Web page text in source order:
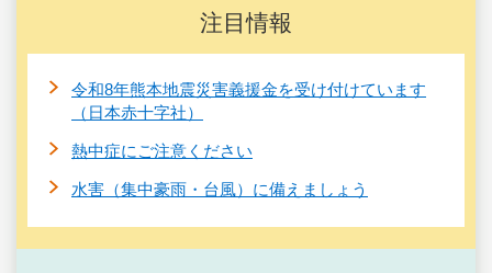
注目情報
令和8年熊本地震災害義援金を受け付けています
（日本赤十字社）
熱中症にご注意ください
水害（集中豪雨・台風）に備えましょう